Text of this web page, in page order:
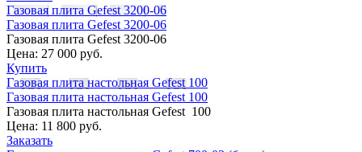
Газовая плита Gefest 3200-06
Газовая плита Gefest 3200-06
Газовая плита Gefest 3200-06
Цена: 27 000 руб.
Купить
Газовая плита настольная Gefest 100
Газовая плита настольная Gefest 100
Газовая плита настольная Gefest 100
Цена: 11 800 руб.
Заказать